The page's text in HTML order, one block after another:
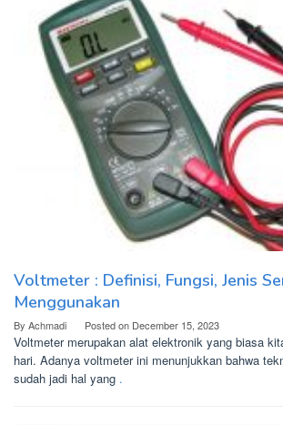
Voltmeter : Definisi, Fungsi, Jenis
Menggunakan
By Achmadi Posted on December 15, 2023
Voltmeter merupakan alat elektronik yang biasa
hari. Adanya voltmeter ini menunjukkan bahwa
sudah jadi hal yang .